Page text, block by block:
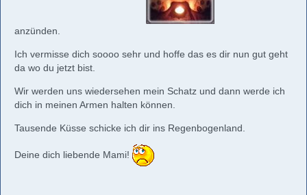
anzünden.
Ich vermisse dich soooo sehr und hoffe das es dir nun gut geht
da wo du jetzt bist.
Wir werden uns wiedersehen mein Schatz und dann werde ich
dich in meinen Armen halten können.
Tausende Küsse schicke ich dir ins Regenbogenland.
Deine dich liebende Mami!